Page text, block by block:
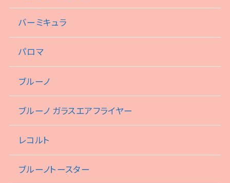
バーミキュラ
パロマ
ブルーノ
ブルーノ ガラスエアフライヤー
レコルト
ブルーノトースター